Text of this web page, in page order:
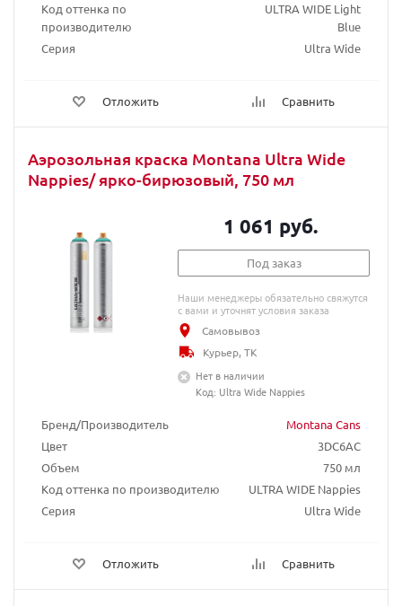
Код оттенка по
производителю
ULTRA WIDE Light
Blue
Серия
Ultra Wide
Отложить Сравнить
Аэрозольная краска Montana Ultra Wide
Nappies/ ярко-бирюзовый, 750 мл
Бренд/Производитель
Montana Cans
Цвет
3DC6AC
Объем
750 мл
Код оттенка по производителю
ULTRA WIDE Nappies
Серия
Ultra Wide
Отложить Сравнить
1 061 руб.
Под заказ
Наши менеджеры обязательно свяжутся
с вами и уточнят условия заказа
Самовывоз
Курьер, ТК
Нет в наличии
Код: Ultra Wide Nappies